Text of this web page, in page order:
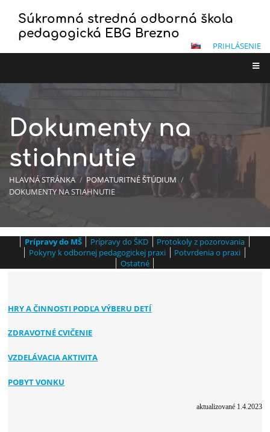
Súkromná stredná odborná škola
pedagogická EBG Brezno
PRIHLÁSENIE
Dokumenty na
stiahnutie
HLAVNÁ STRÁNKA / POMATURITNÉ ŠTÚDIUM /
DOKUMENTY NA STIAHNUTIE
Dokumenty
na
Prípravy do MŠ Prípravy do ŠKD
Protokoly z pozorovania
Pokyny k odbornej pedagogickej praxi
Potvrdenia o praxi
Ostatné
HRY A ČINNOSTI PODĽA VÝBERU DETÍ
ZDRAVOTNÉ CVIČENIE
VZDELÁVACIA AKTIVITA
POBYT VONKU
aktualizované 1.4.2023